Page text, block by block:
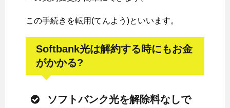
この手続きを転用(てんよう)といいます。
Softbank光は解約する時にもお金
がかかる?
ソフトバンク光を解除料なしで